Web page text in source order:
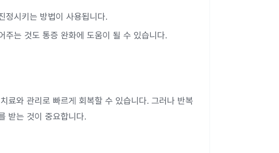
정시키는 방법이 사용됩니다.
주는 것도 통증 완화에 도움이 될 수 있습니다.
료와 관리로 빠르게 회복할 수 있습니다. 그러나 반복
받는 것이 중요합니다.